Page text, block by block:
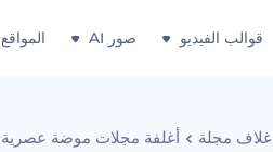
قوالب الفيديو صور AI المواقع
غلاف مجلة أغلفة مجلات موضة عصرية